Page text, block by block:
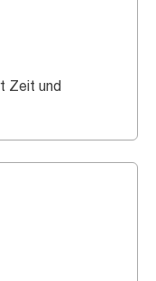
Zeit und